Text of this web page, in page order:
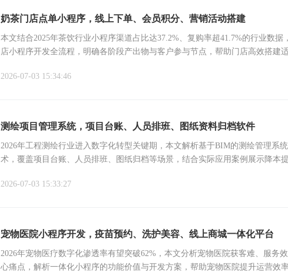
奶茶门店点单小程序，线上下单、会员积分、营销活动搭建
本文结合2025年茶饮行业小程序渠道占比达37.2%、复购率超41.7%的行业数据
店小程序开发全流程，明确各阶段产出物与客户参与节点，帮助门店高效搭建
2026-07-03 15:34:46
测绘项目管理系统，项目台账、人员排班、图纸资料归档软件
2026年工程测绘行业进入数字化转型关键期，本文解析基于BIM的测绘管理系
术，覆盖项目台账、人员排班、图纸归档等场景，结合实际应用案例展示降本
2026-07-03 15:33:27
宠物医院小程序开发，疫苗预约、洗护美容、线上商城一体化平台
2026年宠物医疗数字化渗透率有望突破62%，本文分析宠物医院获客难、服务
心痛点，解析一体化小程序的功能价值与开发方案，帮助宠物医院提升运营效